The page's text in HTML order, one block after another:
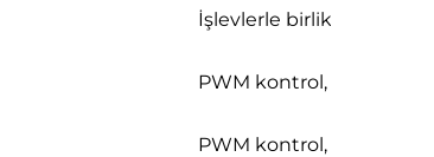
İşlevlerle birlikte
PWM kontrol, CW/CCW,
PWM kontrol, ileri/geri